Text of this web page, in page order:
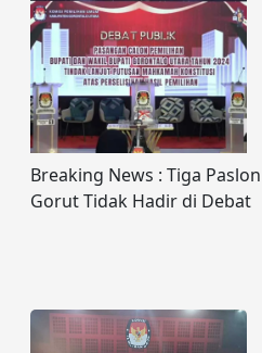
Breaking News : Tiga Paslon
Gorut Tidak Hadir di Debat